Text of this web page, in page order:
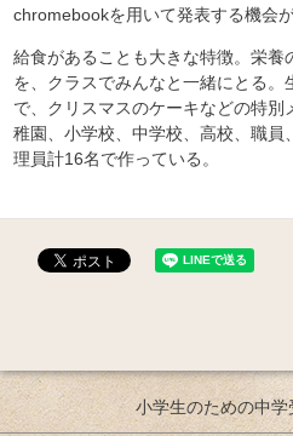
chromebookを用いて発表する機会が
給食があることも大きな特徴。栄
を、クラスでみんなと一緒にとる。
で、クリスマスのケーキなどの特
稚園、小学校、中学校、高校、職員
理員計16名で作っている。
小学生のための中